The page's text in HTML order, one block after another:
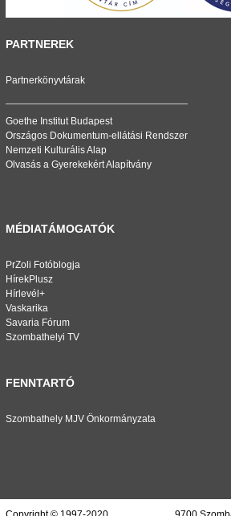
PARTNEREK
Partnerkönyvtárak
Goethe Institut Budapest
Országos Dokumentum-ellátási Rendszer
Nemzeti Kulturális Alap
Olvasás a Gyerekekért Alapítvány
MÉDIATÁMOGATÓK
PrZoli Fotóblogja
HírekPlusz
Hírlevél+
Vaskarika
Savaria Fórum
Szombathelyi TV
FENNTARTÓ
Szombathely MJV Önkormányzata